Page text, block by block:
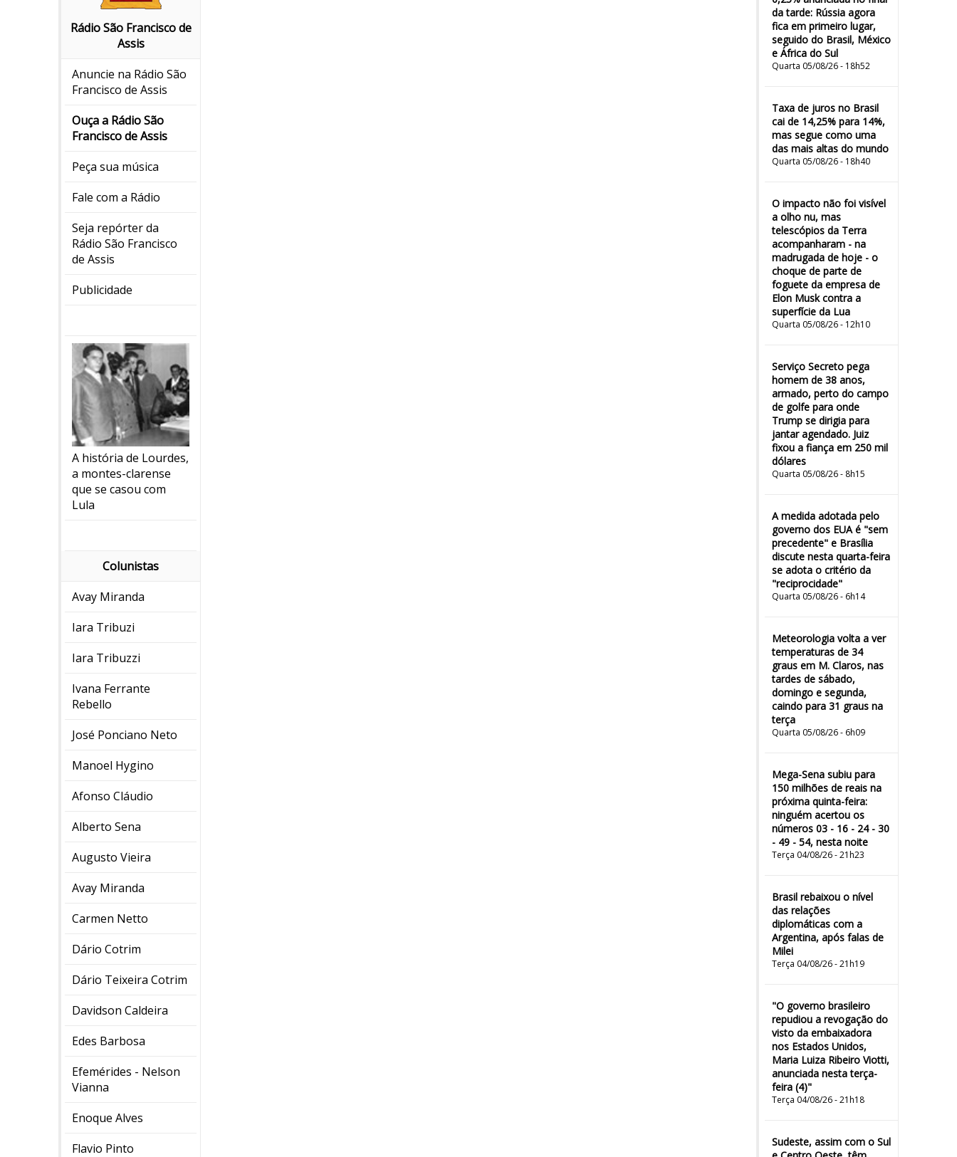
Rádio São Francisco de
Assis
Anuncie na Rádio São
Francisco de Assis
Ouça a Rádio São
Francisco de Assis
Peça sua música
Fale com a Rádio
Seja repórter da
Rádio São Francisco
de Assis
Publicidade
A história de Lourdes,
a montes-clarense
que se casou com
Lula
Colunistas
Avay Miranda
Iara Tribuzi
Iara Tribuzzi
Ivana Ferrante
Rebello
José Ponciano Neto
Manoel Hygino
Afonso Cláudio
Alberto Sena
Augusto Vieira
Avay Miranda
Carmen Netto
Dário Cotrim
Dário Teixeira Cotrim
Davidson Caldeira
Edes Barbosa
Efemérides - Nelson
Vianna
Enoque Alves
Flavio Pinto
da tarde: Rússia agora
fica em primeiro lugar,
seguido do Brasil, México
e África do Sul
Quarta 05/08/26 - 18h52
Taxa de juros no Brasil
cai de 14,25% para 14%,
mas segue como uma
das mais altas do mundo
Quarta 05/08/26 - 18h40
O impacto não foi visível
a olho nu, mas
telescópios da Terra
acompanharam - na
madrugada de hoje - o
choque de parte de
foguete da empresa de
Elon Musk contra a
superfície da Lua
Quarta 05/08/26 - 12h10
Serviço Secreto pega
homem de 38 anos,
armado, perto do campo
de golfe para onde
Trump se dirigia para
jantar agendado. Juiz
fixou a fiança em 250 mil
dólares
Quarta 05/08/26 - 8h15
A medida adotada pelo
governo dos EUA é "sem
precedente" e Brasília
discute nesta quarta-feira
se adota o critério da
"reciprocidade"
Quarta 05/08/26 - 6h14
Meteorologia volta a ver
temperaturas de 34
graus em M. Claros, nas
tardes de sábado,
domingo e segunda,
caindo para 31 graus na
terça
Quarta 05/08/26 - 6h09
Mega-Sena subiu para
150 milhões de reais na
próxima quinta-feira:
ninguém acertou os
números 03 - 16 - 24 - 30
- 49 - 54, nesta noite
Terça 04/08/26 - 21h23
Brasil rebaixou o nível
das relações
diplomáticas com a
Argentina, após falas de
Milei
Terça 04/08/26 - 21h19
"O governo brasileiro
repudiou a revogação do
visto da embaixadora
nos Estados Unidos,
Maria Luiza Ribeiro Viotti,
anunciada nesta terça-
feira (4)"
Terça 04/08/26 - 21h18
Sudeste, assim com o Sul